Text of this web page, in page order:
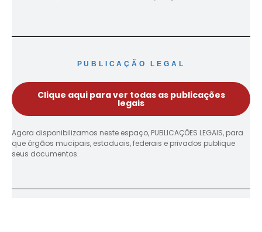
PUBLICAÇÃO LEGAL
Clique aqui para ver todas as publicações
legais
Agora disponibilizamos neste espaço, PUBLICAÇÕES LEGAIS, para
que órgãos mucipais, estaduais, federais e privados publique
seus documentos.